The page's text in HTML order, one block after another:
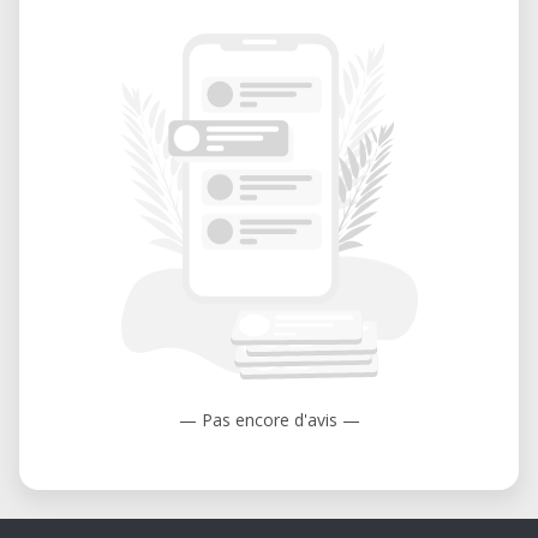
Comment bien se préparer à la formation ?
Pour tirer le meilleur parti de la formation, il
est conseillé d’installer à l’avance le logiciel
Silhouette Studio sur votre ordinateur. Si
possible, apportez votre ordinateur
Peut-on découper du papier avec la
— Pas encore d'avis —